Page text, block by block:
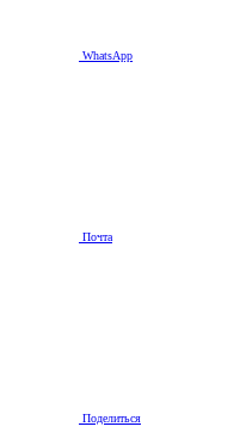
WhatsApp
Почта
Поделиться